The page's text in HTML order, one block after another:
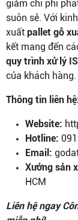
giảm chi phí
suôn sẻ. Với
xuất pallet gỗ
kết mang đến
quy trình xử lý
của khách hàng.
Thông tin liên
Website:
Hotline:
Email:
Xưởng sản
HCM
Liên hệ ngay